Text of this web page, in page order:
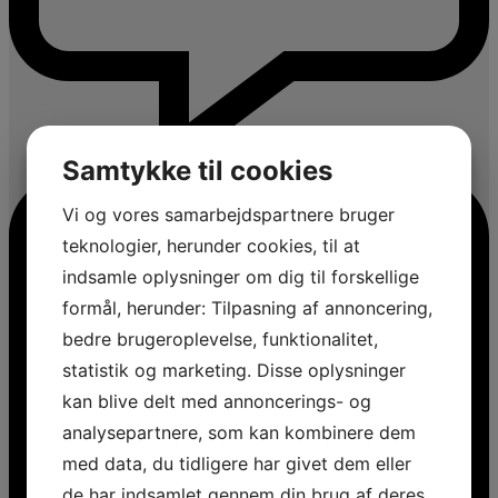
Samtykke til cookies
Vi og vores samarbejdspartnere bruger
teknologier, herunder cookies, til at
indsamle oplysninger om dig til forskellige
formål, herunder: Tilpasning af annoncering,
bedre brugeroplevelse, funktionalitet,
statistik og marketing. Disse oplysninger
kan blive delt med annoncerings- og
analysepartnere, som kan kombinere dem
med data, du tidligere har givet dem eller